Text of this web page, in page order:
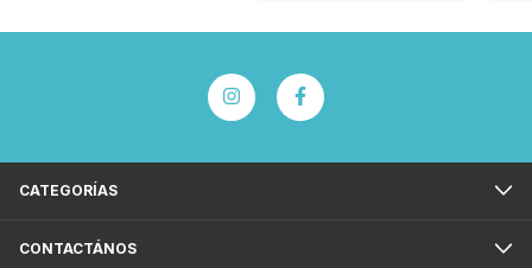
CATEGORÍAS
CONTACTÁNOS